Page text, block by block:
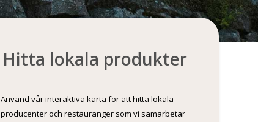
Hitta lokala produkter
Använd vår interaktiva karta för att hitta lokala
producenter och restauranger som vi samarbetar